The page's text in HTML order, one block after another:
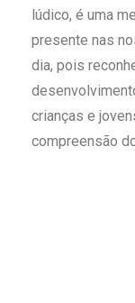
lúdico, é uma
presente nas
dia, pois
crianças e
compreensão